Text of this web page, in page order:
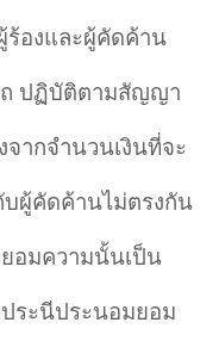
ร้องและผู้คัดค้าน
ถ ปฏิบัติตามสัญญา
ากจำนวนเงินที่จะ
บผู้คัดค้านไม่ตรงกัน
อมความนั้นเป็น
ระนีประนอมยอม